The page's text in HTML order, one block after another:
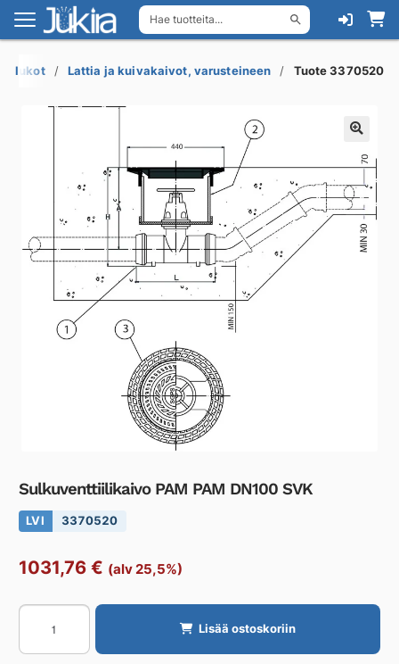
Hae tuotteita...
Siirry
navigointiin
Siirry
sisältöön
Lattia ja kuivakaivot, varusteineen Tuote 3370520
Sulkuventtiilikaivo PAM PAM DN100 SVK
LVI 3370520
1031,76 € (alv 25,5%)
Sulkuventtiilikaivo
PAM
Lisää ostoskoriin